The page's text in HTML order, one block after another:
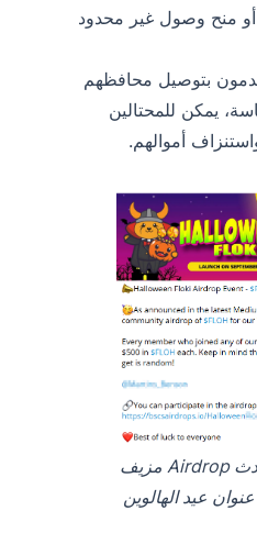
أو منح وصول غير محدود
بتوصيل محافظهم
يمكن للمحتالين
أموالهم.
تم الإعلان عن حدث Airdrop مزيف
عيد الهالوين